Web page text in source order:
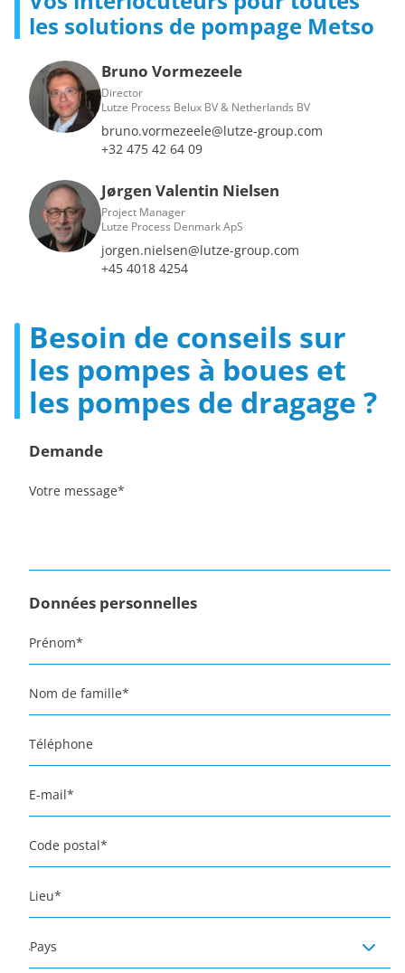
les solutions de pompage Metso
Bruno Vormezeele
Director
Lutze Process Belux BV & Netherlands BV
bruno.vormezeele@lutze-group.com
+32 475 42 64 09
Jørgen Valentin Nielsen
Project Manager
Lutze Process Denmark ApS
jorgen.nielsen@lutze-group.com
+45 4018 4254
Besoin de conseils sur
les pompes à boues et
les pompes de dragage ?
Demande
Votre message*
Données personnelles
Prénom*
Nom de famille*
Téléphone
E-mail*
Code postal*
Lieu*
Pays